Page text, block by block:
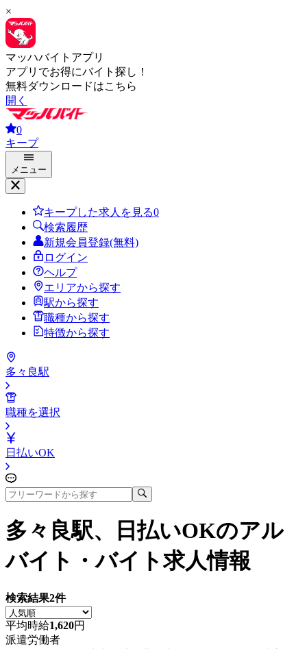
×
マッハバイトアプリ
アプリでお得にバイト探し！
無料ダウンロードはこちら
開く
0
キープ
メニュー
キープした求人を見る0
検索履歴
新規会員登録(無料)
ログイン
ヘルプ
エリアから探す
駅から探す
職種から探す
特徴から探す
多々良駅
職種を選択
日払いOK
多々良駅、日払いOKのアル
バイト・バイト求人情報
検索結果2件
平均時給1,620円
派遣労働者